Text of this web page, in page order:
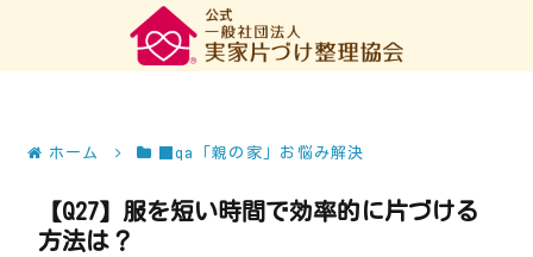
ホーム ■qa「親の家」お悩み解決
【Q27】服を短い時間で効率的に片づける
方法は？